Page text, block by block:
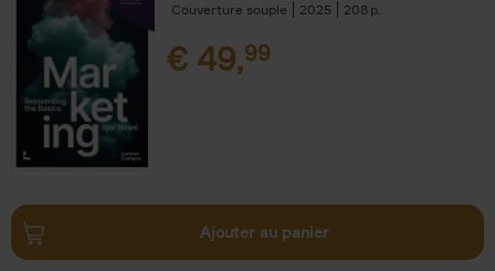
Couverture souple
2025 208
€ 49,99
Ajouter au panier